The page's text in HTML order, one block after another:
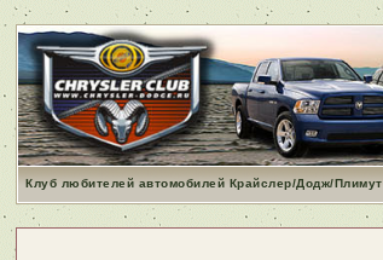
Клуб любителей автомобилей Крайслер/Додж/Плимут